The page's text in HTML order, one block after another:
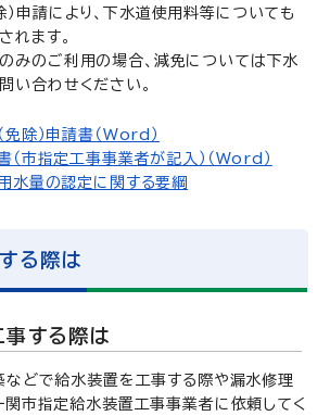
）申請により、下水道使用料等についても
れます。
みのご利用の場合、減免については下水
い合わせください。
除）申請書（Word）
（市指定工事事業者が記入）（Word）
水量の認定に関する要綱
る際は
事する際は
などで給水装置を工事する際や漏水修理
関市指定給水装置工事事業者に依頼してく